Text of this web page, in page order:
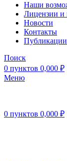
Наши
Лицензии и
Новости
Контакты
Публикации
Поиск
0 пунктов 0,000 ₽
Меню
0 пунктов 0,000 ₽